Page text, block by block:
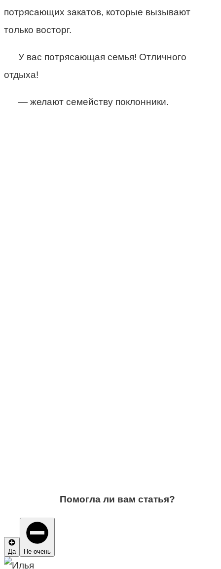
потрясающих закатов, которые вызывают
только восторг.
У вас потрясающая семья! Отличного
отдыха!
— желают семейству поклонники.
Помогла ли вам статья?
Да Не очень